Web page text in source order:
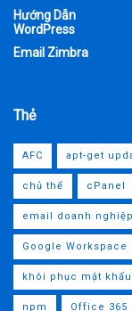
Hướng Dẫn
WordPress
Email Zimbra
Thẻ
AFC apt-get
chủ thể cPanel
email doanh nghiệp
Google Workspace
khôi phục mật khẩu
npm Office 365